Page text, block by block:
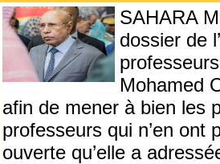
SAHARA
dossier de
Mohamed
afin de mener à bien les
professeurs qui n’en ont
ouverte qu’elle a